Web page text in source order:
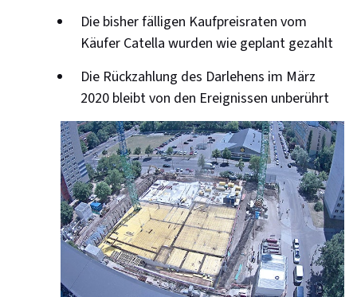
Die bisher fälligen Kaufpreis­raten vom
Käufer Catella wurden wie geplant gezahlt
Die Rückzahlung des Darlehens im März
2020 bleibt von den Ereignissen unberührt